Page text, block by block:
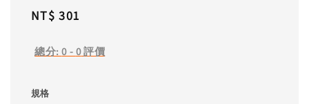
Regular
NT$ 301
總分:0 - 0評價
規格